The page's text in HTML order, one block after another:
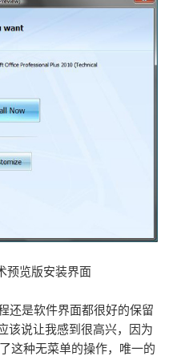
预览版安装界面
还是软件界面都很好的保留
该说让我感到很高兴，因为
这种无菜单的操作，唯一的